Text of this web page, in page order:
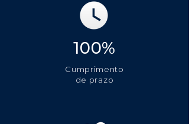
100%
Cumprimento
de prazo